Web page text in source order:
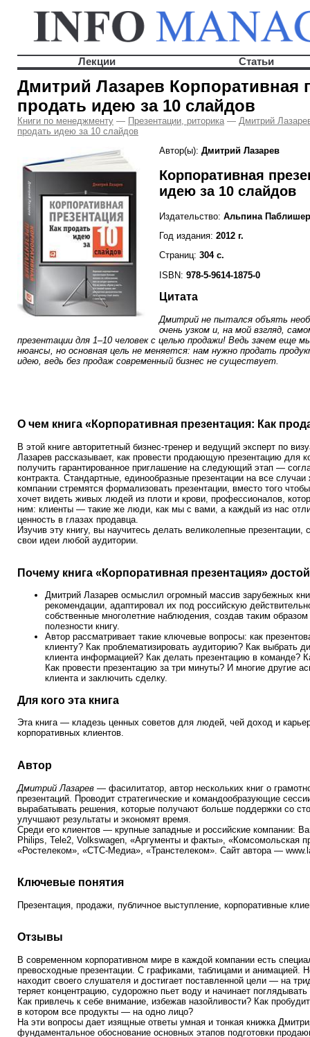
Лекции Статьи
Дмитрий Лазарев Корпоративная
продать идею за 10 слайдов
Книги по менеджменту — Презентации, риторика — Дмитрий
продать идею за 10 слайдов
Автор(ы): Дмитрий Лазарев
Корпоративная
идею за 10 слайдов
Издательство: Альпина Паблишер
Год издания: 2012 г.
Страниц: 304 с.
ISBN: 978-5-9614-1875-0
Цитата
Дмитрий не пытался объять
очень узком и, на мой взгляд,
презентации для 1–10 человек с целью продажи! Ведь зачем еще
нюансы, но основная цель не меняется: нам нужно продать
идею, ведь без продаж современный бизнес не существует.
О чем книга «Корпоративная презентация: Как
В этой книге авторитетный бизнес-тренер и ведущий эксперт по
Лазарев рассказывает, как провести продающую презентацию для
получить гарантированное приглашение на следующий этап —
контракта. Стандартные, единообразные презентации на все
компании стремятся формализовать презентации, вместо того
хочет видеть живых людей из плоти и крови, профессионалов,
ним: клиенты — такие же люди, как мы с вами, а каждый из нас
ценность в глазах продавца.
Изучив эту книгу, вы научитесь делать великолепные
свои идеи любой аудитории.
Почему книга «Корпоративная презентация»
Дмитрий Лазарев осмыслил огромный массив зарубежных
рекомендации, адаптировал их под российскую
собственные многолетние наблюдения, создав таким
полезности книгу.
Автор рассматривает такие ключевые вопросы: как
клиенту? Как проблематизировать аудиторию? Как выбрать
клиента информацией? Как делать презентацию в команде?
Как провести презентацию за три минуты? И многие другие
клиента и заключить сделку.
Для кого эта книга
Эта книга — кладезь ценных советов для людей, чей доход и
корпоративных клиентов.
Автор
Дмитрий Лазарев — фасилитатор, автор нескольких книг о
презентаций Проводит стратегические и командообразующие
вырабатывать решения, которые получают больше поддержки со
улучшают результаты и экономят время.
Среди его клиентов — крупные западные и российские компании:
Philips, Tele2, Volkswagen, «Аргументы и факты», «Комсомольская
«Ростелеком», «СТС-Медиа», «Транстелеком». Сайт автора —
Ключевые понятия
Презентация, продажи, публичное выступление, корпоративные
Отзывы
В современном корпоративном мире в каждой компании есть
превосходные презентации. С графиками, таблицами и анимацией.
находит своего слушателя и достигает поставленной цели — на
теряет концентрацию, судорожно пьет воду и начинает
Как привлечь к себе внимание, избежав назойливости? Как
в котором все продукты — на одно лицо?
На эти вопросы дает изящные ответы умная и тонкая книжка
фундаментальное обоснование основных этапов подготовки